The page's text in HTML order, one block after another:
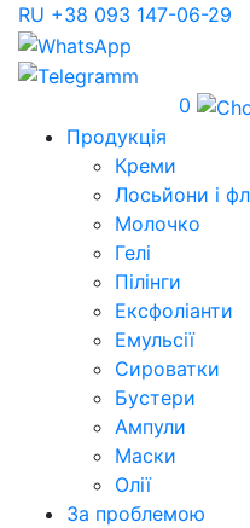
RU +38 093 147-06-29
0
Продукція
Креми
Лосьйони і
Молочко
Гелі
Пілінги
Ексфоліанти
Емульсії
Сироватки
Бустери
Ампули
Маски
Олії
За проблемою